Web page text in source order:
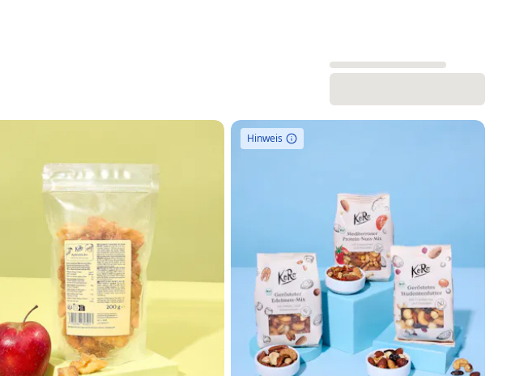
Hinweis